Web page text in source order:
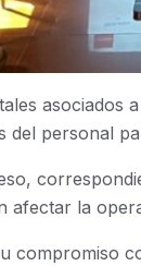
asociados
del personal
afectar la
compromiso